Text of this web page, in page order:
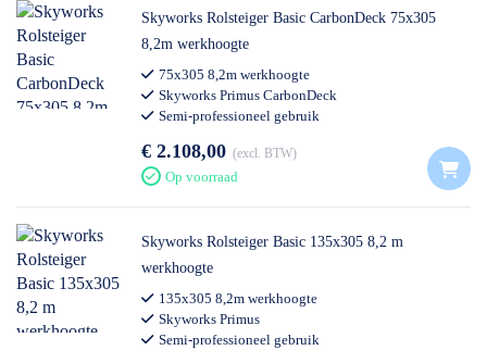
Skyworks Rolsteiger Basic CarbonDeck 75x305
8,2m werkhoogte
75x305 8,2m werkhoogte
Skyworks Primus CarbonDeck
Semi-professioneel gebruik
€ 2.108,00 excl. BTW
Op voorraad
Skyworks Rolsteiger Basic 135x305 8,2 m
werkhoogte
135x305 8,2m werkhoogte
Skyworks Primus
Semi-professioneel gebruik